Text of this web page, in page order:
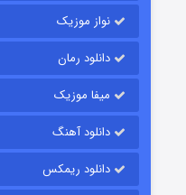
قسمت۱۵ (دوبله)
نواز موزیک
دانلود رمان
میفا موزیک
دانلود آهنگ
دانلود ریمکس